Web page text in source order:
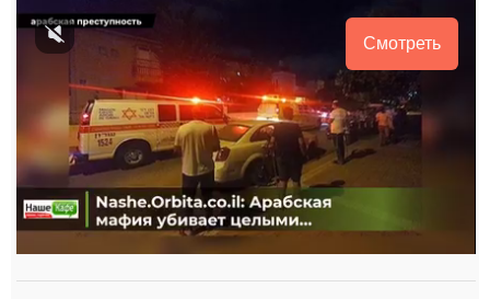
Смотреть